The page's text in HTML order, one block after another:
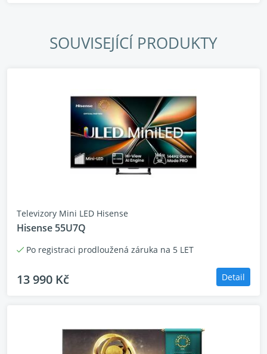
zažijete s Dolby, nebudete chtít nic jiného.
Technologie Direct Full Array od Hisense
SOUVISEJÍCÍ PRODUKTY
Televizory Mini LED Hisense
Hisense 55U7Q
Po registraci prodloužená záruka na 5 LET
13 990 Kč Detail